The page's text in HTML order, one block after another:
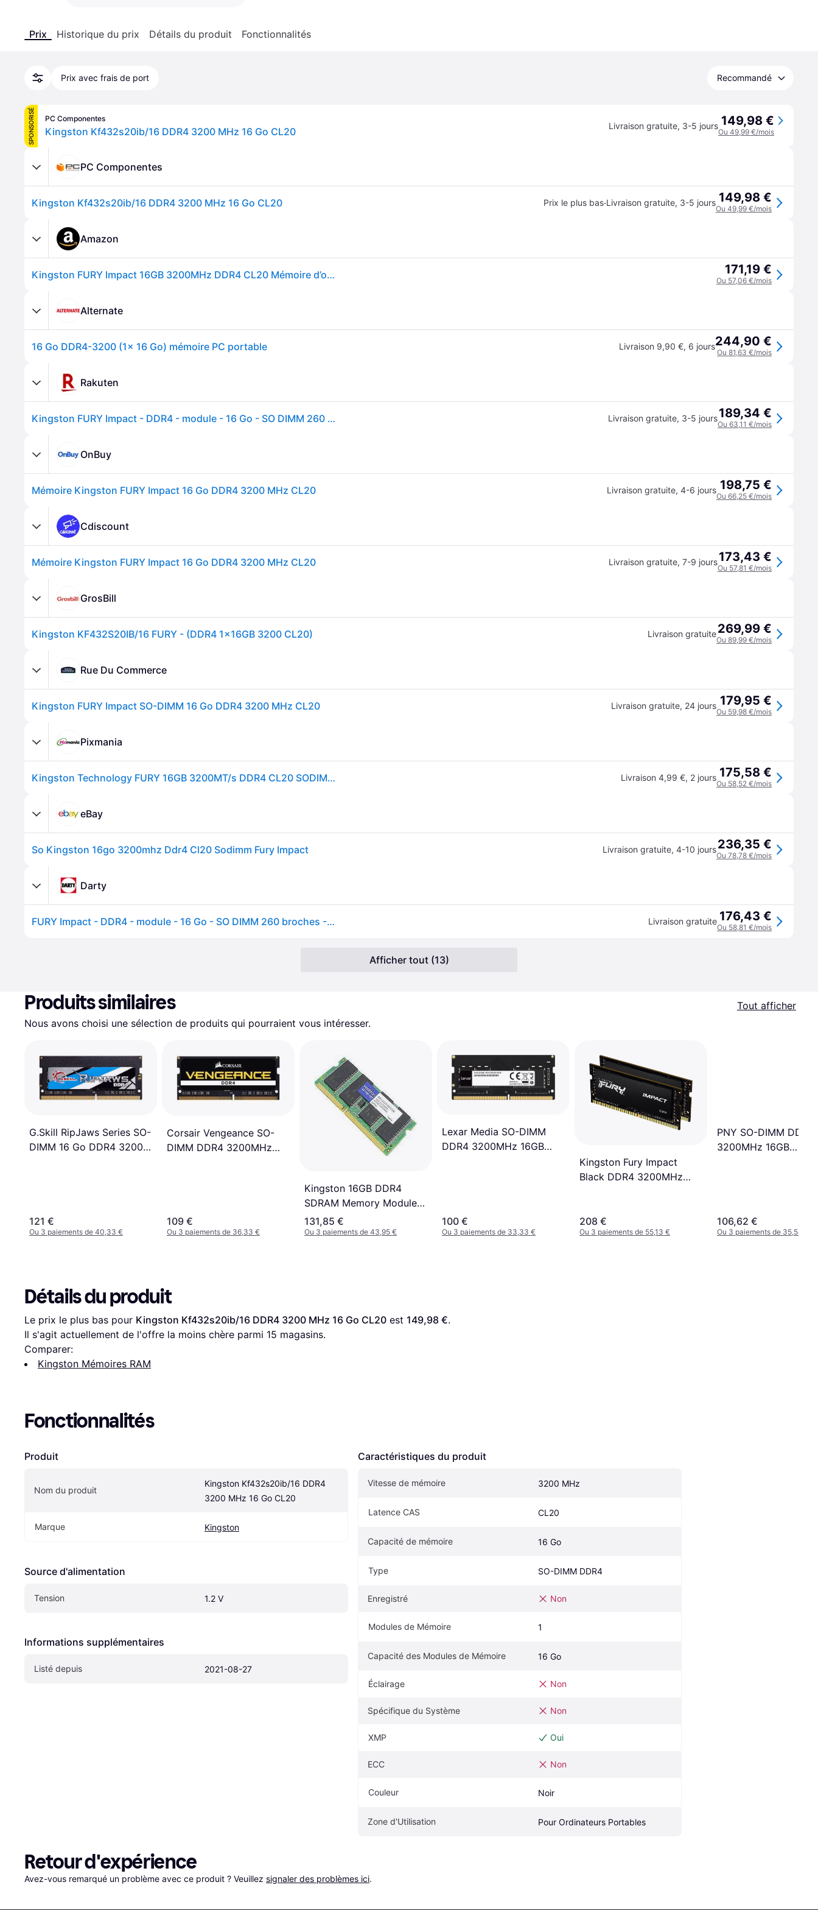
Prix Historique du prix Détails du produit Fonctionnalités
Prix avec frais de port Recommandé
SPONSORISÉ PC Componentes
Kingston Kf432s20ib/16 DDR4 3200 MHz 16 Go CL20 Livraison gratuite, 3-5 jours 149,98 €
Ou 49,99 €/mois
PC Componentes
Kingston Kf432s20ib/16 DDR4 3200 MHz 16 Go CL20 Prix le plus bas·Livraison gratuite, 3-5 jours 149,98 €
Ou 49,99 €/mois
Amazon
Kingston FURY Impact 16GB 3200MHz DDR4 CL20 Mémoire d’ordinateur Portable Module Simple KF432S20IB/16 171,19 €
Ou 57,06 €/mois
Alternate
16 Go DDR4-3200 (1x 16 Go) mémoire PC portable Livraison 9,90 €, 6 jours244,90 €
Ou 81,63 €/mois
Rakuten
Kingston FURY Impact - DDR4 - module - 16 Go - SO DIMM 260 broches - 3200 MHz / PC4-25600 - CL20 - 1.2 V - mémoire sans tampon - non ECC - noir Livraison gratuite, 3-5 jours189,34 €
Ou 63,11 €/mois
OnBuy
Mémoire Kingston FURY Impact 16 Go DDR4 3200 MHz CL20 Livraison gratuite, 4-6 jours 198,75 €
Ou 66,25 €/mois
Cdiscount
Mémoire Kingston FURY Impact 16 Go DDR4 3200 MHz CL20 Livraison gratuite, 7-9 jours173,43 €
Ou 57,81 €/mois
GrosBill
Kingston KF432S20IB/16 FURY - (DDR4 1x16GB 3200 CL20) Livraison gratuite269,99 €
Ou 89,99 €/mois
Rue Du Commerce
Kingston FURY Impact SO-DIMM 16 Go DDR4 3200 MHz CL20 Livraison gratuite, 24 jours 179,95 €
Ou 59,98 €/mois
Pixmania
Kingston Technology FURY 16GB 3200MT/s DDR4 CL20 SODIMM Impact - Neuf - Noir Livraison 4,99 €, 2 jours 175,58 €
Ou 58,52 €/mois
eBay
So Kingston 16go 3200mhz Ddr4 Cl20 Sodimm Fury Impact Livraison gratuite, 4-10 jours236,35 €
Ou 78,78 €/mois
Darty
FURY Impact - DDR4 - module - 16 Go - SO DIMM 260 broches - 3200 MHz / PC4-25600 - CL20 - 1.2 V - mémoire sans tampon - non ECC - noir Livraison gratuite 176,43 €
Ou 58,81 €/mois
Afficher tout (13)
Produits similaires
Tout afficher
Nous avons choisi une sélection de produits qui pourraient vous intéresser.
G.Skill RipJaws Series SO-
DIMM 16 Go DDR4 3200
121 €
Ou 3 paiements de 40,33 €
Corsair Vengeance SO-
DIMM DDR4 3200MHz
109 €
Ou 3 paiements de 36,33 €
Kingston 16GB DDR4
SDRAM Memory Module
(KCP432SD8/16)
131,85 €
Ou 3 paiements de 43,95 €
Lexar Media SO-DIMM
DDR4 3200MHz 16GB
100 €
Ou 3 paiements de 33,33 €
Kingston Fury Impact
Black DDR4 3200MHz
208 €
Ou 3 paiements de 55,13 €
PNY SO-DIMM DDR4
3200MHz 16GB
106,62 €
Ou 3 paiements de 35,54 €
Détails du produit
Le prix le plus bas pour Kingston Kf432s20ib/16 DDR4 3200 MHz 16 Go CL20 est 149,98 €.
Il s'agit actuellement de l'offre la moins chère parmi 15 magasins.
Comparer:
Kingston Mémoires RAM
Fonctionnalités
Produit
Nom du produit
Kingston Kf432s20ib/16 DDR4
3200 MHz 16 Go CL20
Marque Kingston
Source d'alimentation
Tension 1.2 V
Informations supplémentaires
Listé depuis 2021-08-27
Caractéristiques du produit
Vitesse de mémoire 3200 MHz
Latence CAS CL20
Capacité de mémoire 16 Go
Type SO-DIMM DDR4
Enregistré Non
Modules de Mémoire 1
Capacité des Modules de Mémoire 16 Go
Éclairage Non
Spécifique du Système Non
XMP Oui
ECC Non
Couleur Noir
Zone d'Utilisation Pour Ordinateurs Portables
Retour d'expérience
Avez-vous remarqué un problème avec ce produit ? Veuillez signaler des problèmes ici.